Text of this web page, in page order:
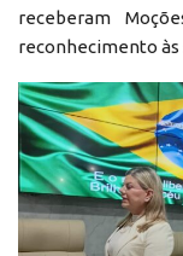
receberam
reconhecimento